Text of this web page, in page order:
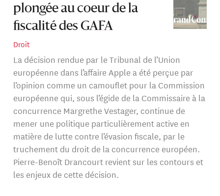
plongée au coeur de la
fiscalité des GAFA
Droit
La décision rendue par le Tribunal de l’Union
européenne dans l’affaire Apple a été perçue par
l’opinion comme un camouflet pour la Commission
européenne qui, sous l’égide de la Commissaire à la
concurrence Margrethe Vestager, continue de
mener une politique particulièrement active en
matière de lutte contre l’évasion fiscale, par le
truchement du droit de la concurrence européen.
Pierre-Benoît Drancourt revient sur les contours et
les enjeux de cette décision.